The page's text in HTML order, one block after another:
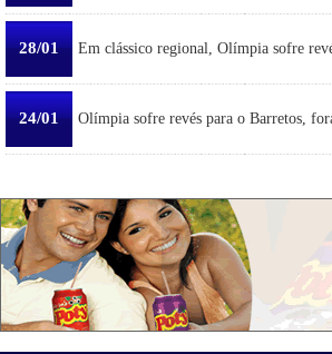
28/01 Em clássico regional, Olímpia sofre
24/01 Olímpia sofre revés para o Barretos,